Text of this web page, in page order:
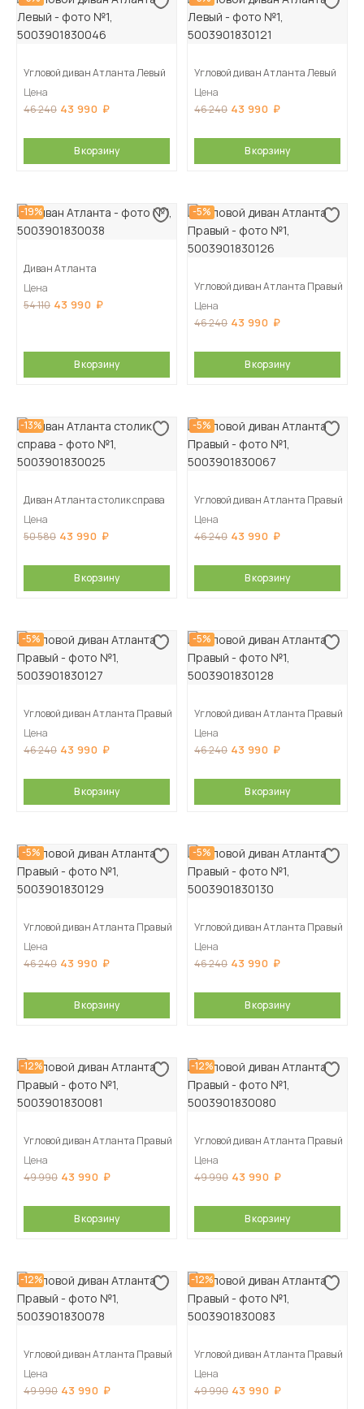
Угловой диван Атланта Левый
Цена
46 240 43 990
В корзину
Угловой диван Атланта Левый
Цена
46 240 43 990
В корзину
-19%
Диван Атланта
Цена
54 110 43 990
В корзину
-5%
Угловой диван Атланта Правый
Цена
46 240 43 990
В корзину
-13%
Диван Атланта столик справа
Цена
50 580 43 990
В корзину
-5%
Угловой диван Атланта Правый
Цена
46 240 43 990
В корзину
-5%
Угловой диван Атланта Правый
Цена
46 240 43 990
В корзину
-5%
Угловой диван Атланта Правый
Цена
46 240 43 990
В корзину
-5%
Угловой диван Атланта Правый
Цена
46 240 43 990
В корзину
-5%
Угловой диван Атланта Правый
Цена
46 240 43 990
В корзину
-12%
Угловой диван Атланта Правый
Цена
49 990 43 990
В корзину
-12%
Угловой диван Атланта Правый
Цена
49 990 43 990
В корзину
-12%
Угловой диван Атланта Правый
Цена
49 990 43 990
-12%
Угловой диван Атланта Правый
Цена
49 990 43 990